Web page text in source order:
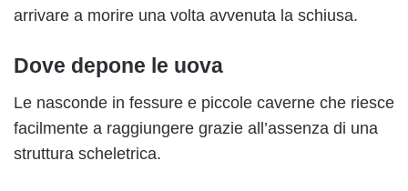
arrivare a morire una volta avvenuta la schiusa.
Dove depone le uova
Le nasconde in fessure e piccole caverne che riesce
facilmente a raggiungere grazie all’assenza di una
struttura scheletrica.